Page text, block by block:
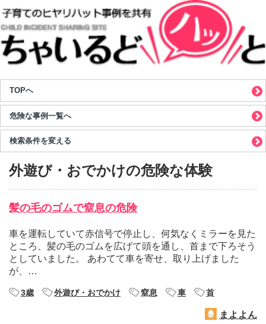
TOPへ
危険な事例一覧へ
検索条件を変える
外遊び・おでかけの危険な体験
髪の毛のゴムで窒息の危険
車を運転していて赤信号で停止し、何気なくミラーを見た
ところ、髪の毛のゴムを広げて頭を通し、首まで下ろそう
としていました。 あわてて車を寄せ、取り上げました
が、…
3歳 外遊び・おでかけ 窒息 車 首
まよよん